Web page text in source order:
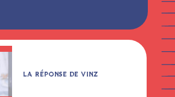
LA RÉPONSE DE VINZ